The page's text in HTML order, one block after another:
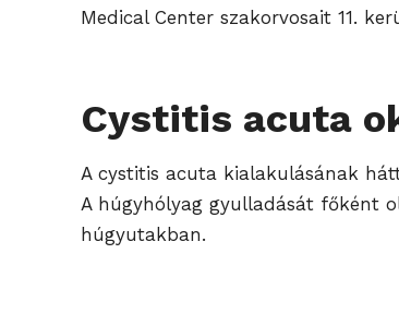
Medical Center szakorvosait 11.
Cystitis acuta
A cystitis acuta kialakulásának
A húgyhólyag gyulladását főként
húgyutakban.